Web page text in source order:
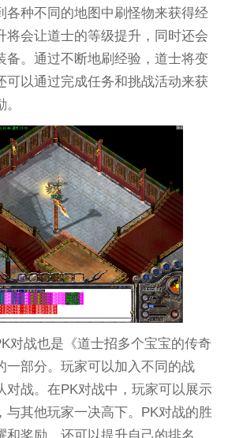
各种不同的地图中刷怪物来获得经
将会让道士的等级提升，同时还会
备。通过不断地刷经验，道士将变
可以通过完成任务和挑战活动来获
对战也是《道士招多个宝宝的传奇
一部分。玩家可以加入不同的战
对战。在PK对战中，玩家可以展示
与其他玩家一决高下。PK对战的胜